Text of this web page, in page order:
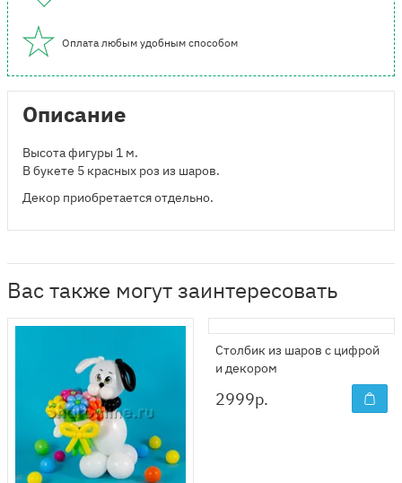
Оплата любым удобным способом
Описание
Высота фигуры 1 м.
В букете 5 красных роз из шаров.
Декор приобретается отдельно.
Вас также могут заинтересовать
Столбик из шаров с цифрой
и декором
2999р.